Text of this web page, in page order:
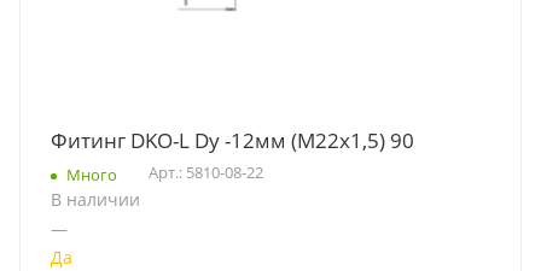
Фитинг DKO-L Dу -12мм (М22х1,5) 90
Много Арт.: 5810-08-22
В наличии
—
Да